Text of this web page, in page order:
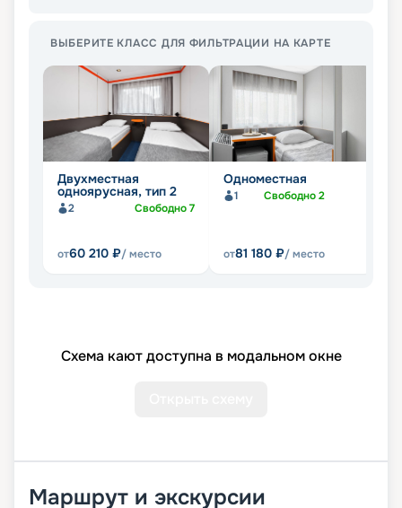
ВЫБЕРИТЕ КЛАСС ДЛЯ ФИЛЬТРАЦИИ НА КАРТЕ
Двухместная
одноярусная, тип 2
2 Свободно7
от60 210 ₽/ место
Одноместная
1 Свободно2
от81 180 ₽/ место
Схема кают доступна в модальном окне
Маршрут и экскурсии